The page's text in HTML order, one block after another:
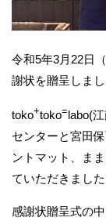
令和5年3月22日
謝状を贈呈しまし
toko+toko=labo(
センターと宮田
ントマット、ま
ていただきました
感謝状贈呈式の